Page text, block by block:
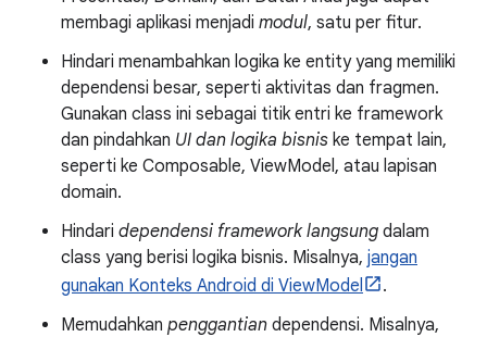
membagi aplikasi menjadi modul, satu per fitur.
Hindari menambahkan logika ke entity yang memiliki
dependensi besar, seperti aktivitas dan fragmen.
Gunakan class ini sebagai titik entri ke framework
dan pindahkan UI dan logika bisnis ke tempat lain,
seperti ke Composable, ViewModel, atau lapisan
domain.
Hindari dependensi framework langsung dalam
class yang berisi logika bisnis. Misalnya, jangan
gunakan Konteks Android di ViewModel
.
Memudahkan penggantian dependensi. Misalnya,